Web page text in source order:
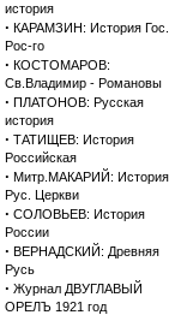
история
· КАРАМЗИН: История Гос.
Рос-го
· КОСТОМАРОВ:
Св.Владимир - Романовы
· ПЛАТОНОВ: Русская
история
· ТАТИЩЕВ: История
Российская
· Митр.МАКАРИЙ: История
Рус. Церкви
· СОЛОВЬЕВ: История
России
· ВЕРНАДСКИЙ: Древняя
Русь
· Журнал ДВУГЛАВЫЙ
ОРЕЛЪ 1921 год